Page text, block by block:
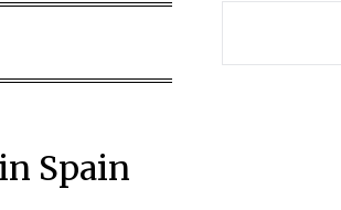
Spain